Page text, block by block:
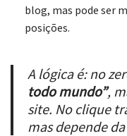
blog, mas pode ser
posições.
A lógica é: no
todo mundo”,
site. No clique
mas depende